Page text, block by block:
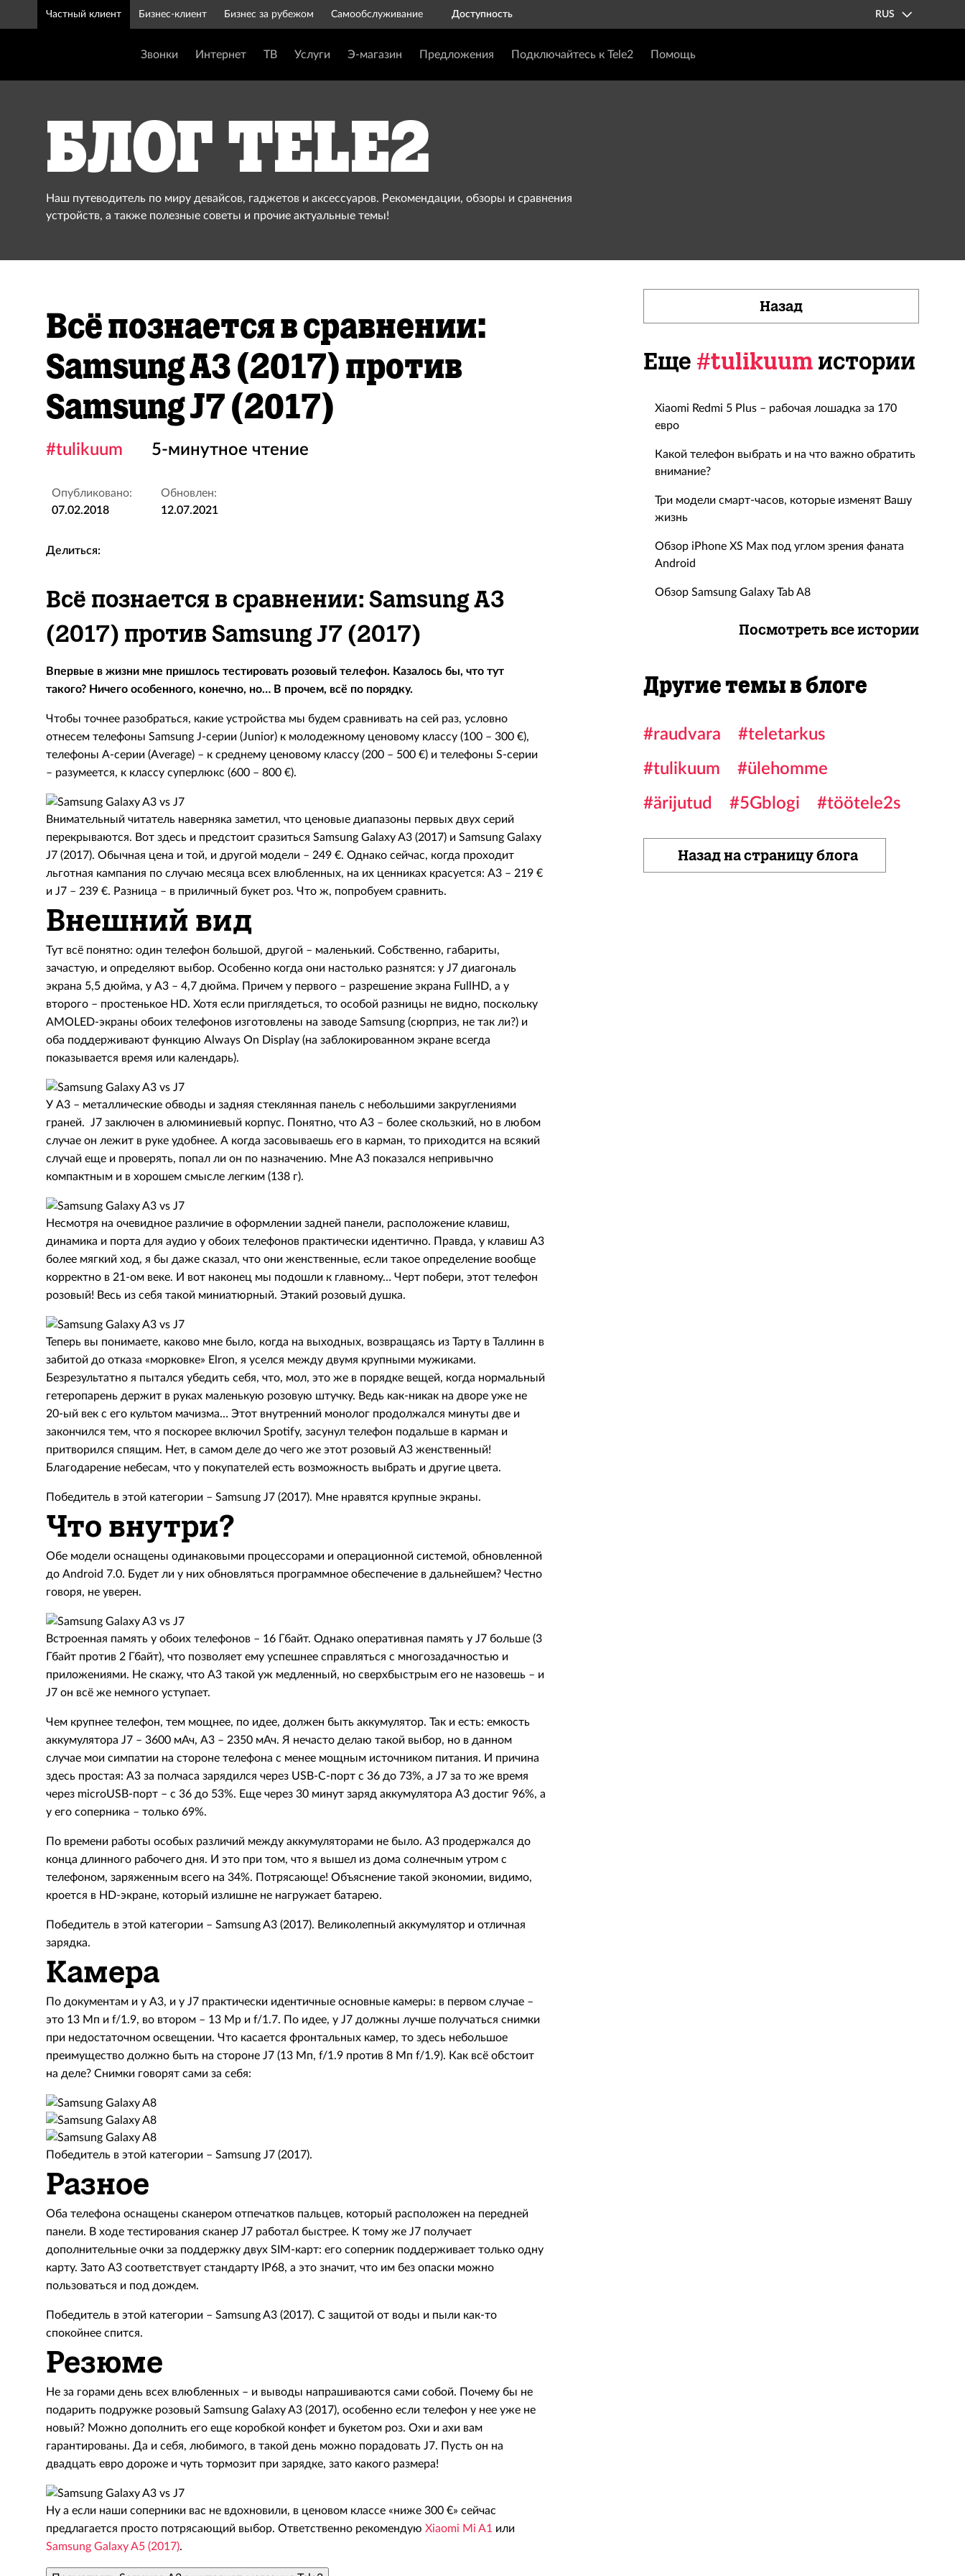
Частный клиент Бизнес-клиент Бизнес за рубежом Самообслуживание Доступность RUS
Звонки Интернет ТВ Услуги Э-магазин Предложения Подключайтесь к Tele2 Помощь
Блог Tele2
Наш путеводитель по миру девайсов, гаджетов и аксессуаров. Рекомендации, обзоры и сравнения
устройств, а также полезные советы и прочие актуальные темы!
Всё познается в сравнении:
Samsung A3 (2017) против
Samsung J7 (2017)
#tulikuum 5-минутное чтение
Опубликовано:
07.02.2018
Обновлен:
12.07.2021
Делиться:
Всё познается в сравнении: Samsung A3
(2017) против Samsung J7 (2017)
Впервые в жизни мне пришлось тестировать розовый телефон. Казалось бы, что тут
такого? Ничего особенного, конечно, но… В прочем, всё по порядку.
Чтобы точнее разобраться, какие устройства мы будем сравнивать на сей раз, условно
отнесем телефоны Samsung J-серии (Junior) к молодежному ценовому классу (100 – 300 €),
телефоны А-серии (Average) – к среднему ценовому классу (200 – 500 €) и телефоны S-серии
– разумеется, к классу суперлюкс (600 – 800 €).
Внимательный читатель наверняка заметил, что ценовые диапазоны первых двух серий
перекрываются. Вот здесь и предстоит сразиться Samsung Galaxy A3 (2017) и Samsung Galaxy
J7 (2017). Обычная цена и той, и другой модели – 249 €. Однако сейчас, когда проходит
льготная кампания по случаю месяца всех влюбленных, на их ценниках красуется: А3 – 219 €
и J7 – 239 €. Разница – в приличный букет роз. Что ж, попробуем сравнить.
Внешний вид
Тут всё понятно: один телефон большой, другой – маленький. Собственно, габариты,
зачастую, и определяют выбор. Особенно когда они настолько разнятся: у J7 диагональ
экрана 5,5 дюйма, у А3 – 4,7 дюйма. Причем у первого – разрешение экрана FullHD, а у
второго – простенькое HD. Хотя если приглядеться, то особой разницы не видно, поскольку
AMOLED-экраны обоих телефонов изготовлены на заводе Samsung (сюрприз, не так ли?) и
оба поддерживают функцию Always On Display (на заблокированном экране всегда
показывается время или календарь).
У А3 – металлические обводы и задняя стеклянная панель с небольшими закруглениями
граней. J7 заключен в алюминиевый корпус. Понятно, что А3 – более скользкий, но в любом
случае он лежит в руке удобнее. А когда засовываешь его в карман, то приходится на всякий
случай еще и проверять, попал ли он по назначению. Мне А3 показался непривычно
компактным и в хорошем смысле легким (138 г).
Несмотря на очевидное различие в оформлении задней панели, расположение клавиш,
динамика и порта для аудио у обоих телефонов практически идентично. Правда, у клавиш А3
более мягкий ход, я бы даже сказал, что они женственные, если такое определение вообще
корректно в 21-ом веке. И вот наконец мы подошли к главному… Черт побери, этот телефон
розовый! Весь из себя такой миниатюрный. Этакий розовый душка.
Теперь вы понимаете, каково мне было, когда на выходных, возвращаясь из Тарту в Таллинн в
забитой до отказа «морковке» Elron, я уселся между двумя крупными мужиками.
Безрезультатно я пытался убедить себя, что, мол, это же в порядке вещей, когда нормальный
гетеропарень держит в руках маленькую розовую штучку. Ведь как-никак на дворе уже не
20-ый век с его культом мачизма… Этот внутренний монолог продолжался минуты две и
закончился тем, что я поскорее включил Spotify, засунул телефон подальше в карман и
притворился спящим. Нет, в самом деле до чего же этот розовый А3 женственный!
Благодарение небесам, что у покупателей есть возможность выбрать и другие цвета.
Победитель в этой категории – Samsung J7 (2017). Мне нравятся крупные экраны.
Что внутри?
Обе модели оснащены одинаковыми процессорами и операционной системой, обновленной
до Android 7.0. Будет ли у них обновляться программное обеспечение в дальнейшем? Честно
говоря, не уверен.
Встроенная память у обоих телефонов – 16 Гбайт. Однако оперативная память у J7 больше (3
Гбайт против 2 Гбайт), что позволяет ему успешнее справляться с многозадачностью и
приложениями. Не скажу, что А3 такой уж медленный, но сверхбыстрым его не назовешь – и
J7 он всё же немного уступает.
Чем крупнее телефон, тем мощнее, по идее, должен быть аккумулятор. Так и есть: емкость
аккумулятора J7 – 3600 мАч, А3 – 2350 мАч. Я нечасто делаю такой выбор, но в данном
случае мои симпатии на стороне телефона с менее мощным источником питания. И причина
здесь простая: А3 за полчаса зарядился через USB-C-порт с 36 до 73%, а J7 за то же время
через microUSB-порт – с 36 до 53%. Еще через 30 минут заряд аккумулятора А3 достиг 96%, а
у его соперника – только 69%.
По времени работы особых различий между аккумуляторами не было. А3 продержался до
конца длинного рабочего дня. И это при том, что я вышел из дома солнечным утром с
телефоном, заряженным всего на 34%. Потрясающе! Объяснение такой экономии, видимо,
кроется в HD-экране, который излишне не нагружает батарею.
Победитель в этой категории – Samsung A3 (2017). Великолепный аккумулятор и отличная
зарядка.
Камера
По документам и у А3, и у J7 практически идентичные основные камеры: в первом случае –
это 13 Мп и f/1.9, во втором – 13 Мр и f/1.7. По идее, у J7 должны лучше получаться снимки
при недостаточном освещении. Что касается фронтальных камер, то здесь небольшое
преимущество должно быть на стороне J7 (13 Мп, f/1.9 против 8 Мп f/1.9). Как всё обстоит
на деле? Снимки говорят сами за себя:
Победитель в этой категории – Samsung J7 (2017).
Разное
Оба телефона оснащены сканером отпечатков пальцев, который расположен на передней
панели. В ходе тестирования сканер J7 работал быстрее. К тому же J7 получает
дополнительные очки за поддержку двух SIM-карт: его соперник поддерживает только одну
карту. Зато А3 соответствует стандарту IP68, а это значит, что им без опаски можно
пользоваться и под дождем.
Победитель в этой категории – Samsung A3 (2017). С защитой от воды и пыли как-то
спокойнее спится.
Резюме
Не за горами день всех влюбленных – и выводы напрашиваются сами собой. Почему бы не
подарить подружке розовый Samsung Galaxy A3 (2017), особенно если телефон у нее уже не
новый? Можно дополнить его еще коробкой конфет и букетом роз. Охи и ахи вам
гарантированы. Да и себя, любимого, в такой день можно порадовать J7. Пусть он на
двадцать евро дороже и чуть тормозит при зарядке, зато какого размера!
Ну а если наши соперники вас не вдохновили, в ценовом классе «ниже 300 €» сейчас
предлагается просто потрясающий выбор. Ответственно рекомендую Xiaomi Mi A1 или
Samsung Galaxy A5 (2017).
Назад
Еще #tulikuum истории
Xiaomi Redmi 5 Plus – рабочая лошадка за 170
евро
Какой телефон выбрать и на что важно обратить
внимание?
Три модели смарт-часов, которые изменят Вашу
жизнь
Обзор iPhone XS Max под углом зрения фаната
Android
Обзор Samsung Galaxy Tab A8
Посмотреть все истории
Другие темы в блоге
#raudvara
#teletarkus
#tulikuum
#ülehomme
#ärijutud
#5Gblogi #töötele2s
Назад на страницу блога